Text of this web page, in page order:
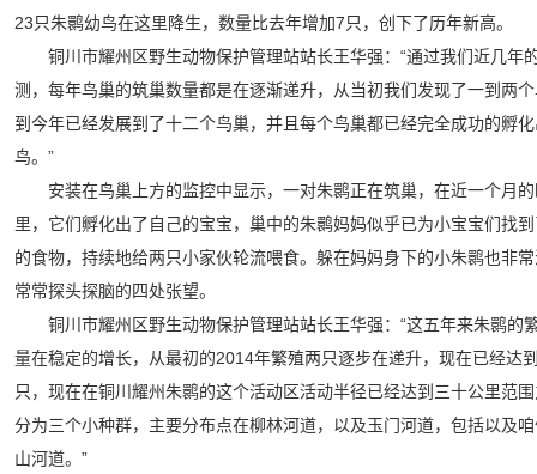
23只朱鹮幼鸟在这里降生，数量比去年增加7只，创下了历年新高。
铜川市耀州区野生动物保护管理站站长王华强：“通过我们近几年
测，每年鸟巢的筑巢数量都是在逐渐递升，从当初我们发现了一到两
到今年已经发展到了十二个鸟巢，并且每个鸟巢都已经完全成功的孵
鸟。”
安装在鸟巢上方的监控中显示，一对朱鹮正在筑巢，在近一个月的
里，它们孵化出了自己的宝宝，巢中的朱鹮妈妈似乎已为小宝宝们找
的食物，持续地给两只小家伙轮流喂食。躲在妈妈身下的小朱鹮也非
常常探头探脑的四处张望。
铜川市耀州区野生动物保护管理站站长王华强：“这五年来朱鹮的
量在稳定的增长，从最初的2014年繁殖两只逐步在递升，现在已经达
只，现在在铜川耀州朱鹮的这个活动区活动半径已经达到三十公里范
分为三个小种群，主要分布点在柳林河道，以及玉门河道，包括以及
山河道。”